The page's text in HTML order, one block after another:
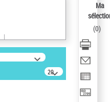
20
résultats/page
Ma
(0)